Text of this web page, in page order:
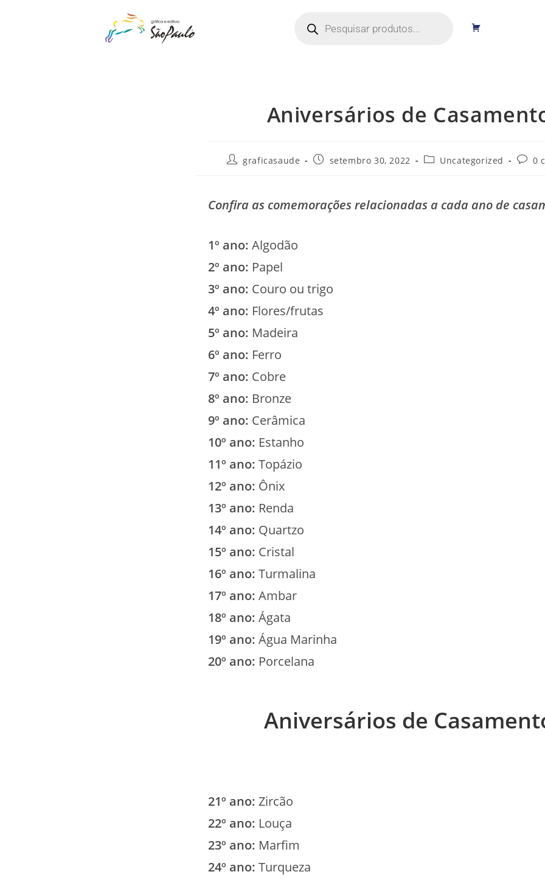
C
Aniversários de
graficasaude setembro 30, 2022 Uncategorized 0
Confira as comemorações relacionadas a cada ano de
1º ano: Algodão
2º ano: Papel
3º ano: Couro ou trigo
4º ano: Flores/frutas
5º ano: Madeira
6º ano: Ferro
7º ano: Cobre
8º ano: Bronze
9º ano: Cerâmica
10º ano: Estanho
11º ano: Topázio
12º ano: Ônix
13º ano: Renda
14º ano: Quartzo
15º ano: Cristal
16º ano: Turmalina
17º ano: Ambar
18º ano: Ágata
19º ano: Água Marinha
20º ano: Porcelana
Aniversários de
21º ano: Zircão
22º ano: Louça
23º ano: Marfim
24º ano: Turqueza